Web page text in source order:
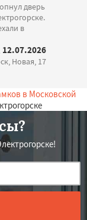
дверь
в
Новая, 17
в Московской